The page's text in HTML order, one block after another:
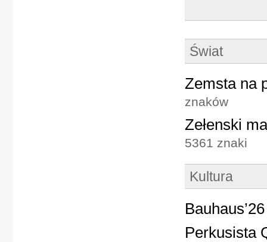
Świat
Zemsta na
znaków
Zełenski
5361 znaki
Kultura
Perkusista